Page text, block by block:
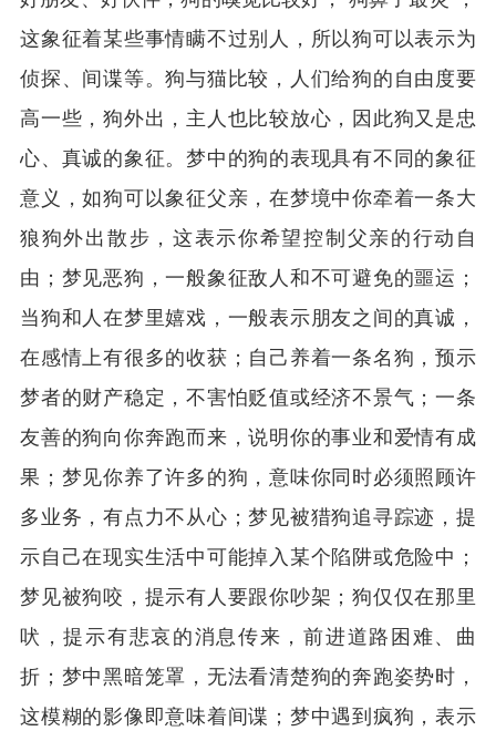
这象征着某些事情瞒不过别人，所以狗可以表示为
侦探、间谍等。狗与猫比较，人们给狗的自由度要
高一些，狗外出，主人也比较放心，因此狗又是忠
心、真诚的象征。梦中的狗的表现具有不同的象征
意义，如狗可以象征父亲，在梦境中你牵着一条大
狼狗外出散步，这表示你希望控制父亲的行动自
由；梦见恶狗，一般象征敌人和不可避免的噩运；
当狗和人在梦里嬉戏，一般表示朋友之间的真诚，
在感情上有很多的收获；自己养着一条名狗，预示
梦者的财产稳定，不害怕贬值或经济不景气；一条
友善的狗向你奔跑而来，说明你的事业和爱情有成
果；梦见你养了许多的狗，意味你同时必须照顾许
多业务，有点力不从心；梦见被猎狗追寻踪迹，提
示自己在现实生活中可能掉入某个陷阱或危险中；
梦见被狗咬，提示有人要跟你吵架；狗仅仅在那里
吠，提示有悲哀的消息传来，前进道路困难、曲
折；梦中黑暗笼罩，无法看清楚狗的奔跑姿势时，
这模糊的影像即意味着间谍；梦中遇到疯狗，表示